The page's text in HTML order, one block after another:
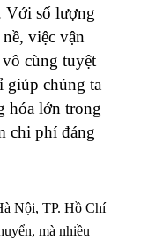
Với số lượng
việc vận
cùng tuyệt
giúp chúng ta
hóa lớn trong
chi phí đáng
Nội, TP. Hồ Chí
mà nhiều